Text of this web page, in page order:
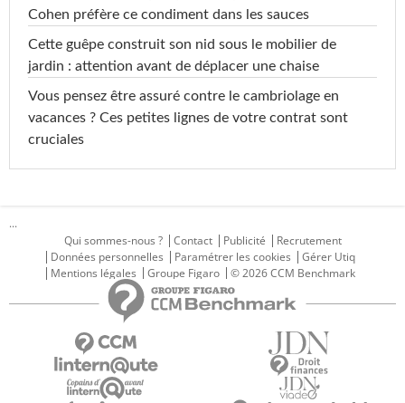
Cohen préfère ce condiment dans les sauces
Cette guêpe construit son nid sous le mobilier de
jardin : attention avant de déplacer une chaise
Vous pensez être assuré contre le cambriolage en
vacances ? Ces petites lignes de votre contrat sont
cruciales
...
Qui sommes-nous ?
Contact Publicité
Recrutement
Données personnelles
Paramétrer les cookies
Gérer Utiq
Mentions légales
Groupe Figaro © 2026 CCM Benchmark